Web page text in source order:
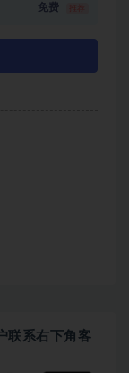
免费
联系右下角客